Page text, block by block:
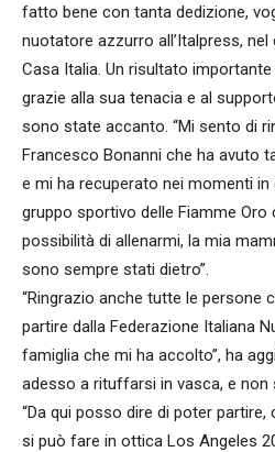
fatto bene con tanta dedizione,
nuotatore azzurro all’Italpress,
Casa Italia. Un risultato
grazie alla sua tenacia e al
sono state accanto. “Mi sento di
Francesco Bonanni che ha avuto
e mi ha recuperato nei momenti
gruppo sportivo delle Fiamme Oro
possibilità di allenarmi, la mia
sono sempre stati dietro”.
“Ringrazio anche tutte le persone
partire dalla Federazione Italiana
famiglia che mi ha accolto”, ha
adesso a rituffarsi in vasca, e non
“Da qui posso dire di poter
si può fare in ottica Los Angeles